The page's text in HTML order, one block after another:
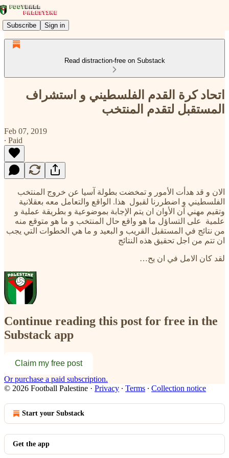
Subscribe Sign in
Read distraction-free on Substack
اتحاد كرة القدم الفلسطيني و استشراف
المستقبل لتقدم المنتخب
Feb 07, 2019
∙ Paid
الان و قد هدأت الأمور و تمخضت بطولة آسيا عن خروج المنتخب
الفلسطيني و اضطررنا لقبول هذا. الواقع والتعامل معه بعقلانية
وتقيم مهني آن الأوان ان يتم الإجابة بموضوعية و بطريقة عملية و
علمية على التساؤل ما هو واقع حال المنتخب و ما هو متوقع منه
من نتائج في المستقبل القريب و البعيد و ما هي الخطوات التي يجب
ان تتم من اجل تحقيق هذه النتائج
لقد كان الامل في ان يح…
Continue reading this post for free in the
Substack app
Claim my free post
Or purchase a paid subscription.
© 2026 Football Palestine · Privacy ∙ Terms ∙ Collection notice
Start your Substack
Get the app